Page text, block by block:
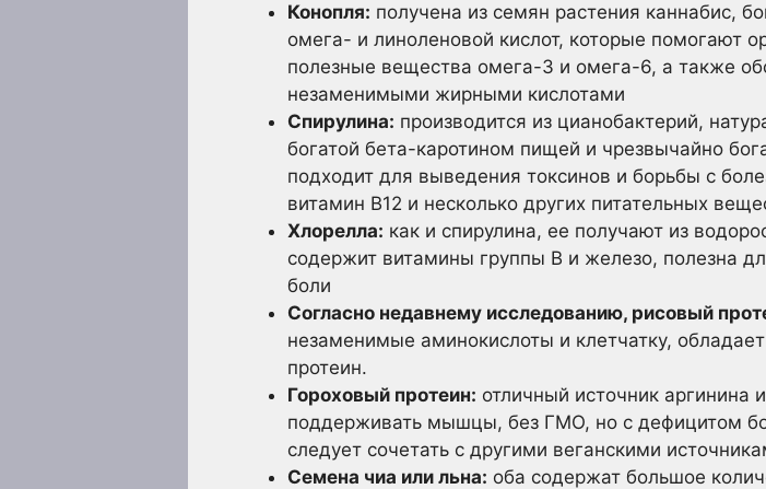
Конопля: получена из семян растения каннабис,
омега- и линоленовой кислот, которые помогают
полезные вещества омега-3 и омега-6, а также
незаменимыми жирными кислотами
Спирулина: производится из цианобактерий,
богатой бета-каротином пищей и чрезвычайно
подходит для выведения токсинов и борьбы с
витамин В12 и несколько других питательных
Хлорелла: как и спирулина, ее получают из
содержит витамины группы В и железо, полезна
боли
Согласно недавнему исследованию, рисовый
незаменимые аминокислоты и клетчатку,
протеин.
Гороховый протеин: отличный источник
поддерживать мышцы, без ГМО, но с дефицитом
следует сочетать с другими веганскими
Семена чиа или льна: оба содержат большое